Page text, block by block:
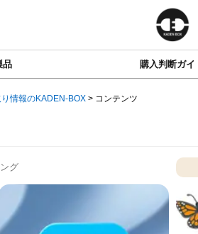
品 購入判断ガイ
情報のKADEN-BOX > コンテンツ
グ